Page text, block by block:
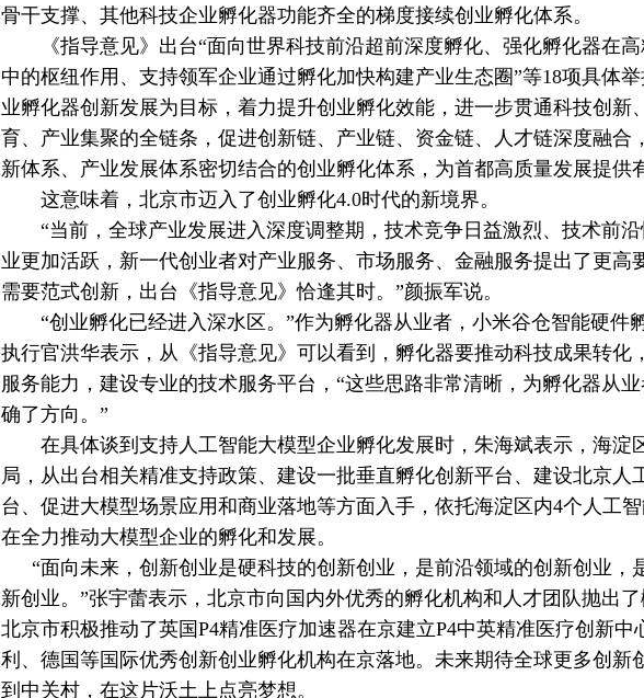
骨干支撑、其他科技企业孵化器功能齐全的梯度接续创业孵化体系。
《指导意见》出台“面向世界科技前沿超前深度孵化、强化孵化器在高
中的枢纽作用、支持领军企业通过孵化加快构建产业生态圈”等18项具体
业孵化器创新发展为目标，着力提升创业孵化效能，进一步贯通科技创新
育、产业集聚的全链条，促进创新链、产业链、资金链、人才链深度融合
新体系、产业发展体系密切结合的创业孵化体系，为首都高质量发展提供
这意味着，北京市迈入了创业孵化4.0时代的新境界。
“当前，全球产业发展进入深度调整期，技术竞争日益激烈、技术前沿
业更加活跃，新一代创业者对产业服务、市场服务、金融服务提出了更高
需要范式创新，出台《指导意见》恰逢其时。”颜振军说。
“创业孵化已经进入深水区。”作为孵化器从业者，小米谷仓智能硬件
执行官洪华表示，从《指导意见》可以看到，孵化器要推动科技成果转化
服务能力，建设专业的技术服务平台，“这些思路非常清晰，为孵化器从
确了方向。”
在具体谈到支持人工智能大模型企业孵化发展时，朱海斌表示，海淀
局，从出台相关精准支持政策、建设一批垂直孵化创新平台、建设北京人
台、促进大模型场景应用和商业落地等方面入手，依托海淀区内4个人工
在全力推动大模型企业的孵化和发展。
“面向未来，创新创业是硬科技的创新创业，是前沿领域的创新创业，
新创业。”张宇蕾表示，北京市向国内外优秀的孵化机构和人才团队抛出了
北京市积极推动了英国P4精准医疗加速器在京建立P4中英精准医疗创新中
利、德国等国际优秀创新创业孵化机构在京落地。未来期待全球更多创新
到中关村，在这片沃土上点亮梦想。